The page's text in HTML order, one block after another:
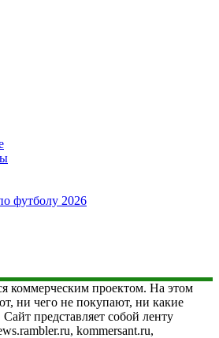
футболу 2026
коммерческим проектом. На этом
ни чего не покупают, ни какие
представляет собой ленту
kommersant.ru,